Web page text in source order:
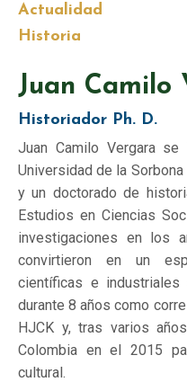
Actualidad
Historia
Juan Camilo
Historiador Ph. D.
Juan Camilo Vergara
Universidad de la
y un doctorado de
Estudios en Ciencias
investigaciones en los
convirtieron en un
científicas e industriales
durante 8 años como
HJCK y, tras varios
Colombia en el 2015
cultural.